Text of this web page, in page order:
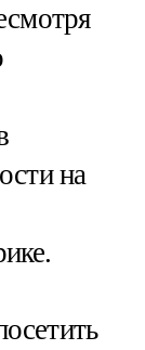
на